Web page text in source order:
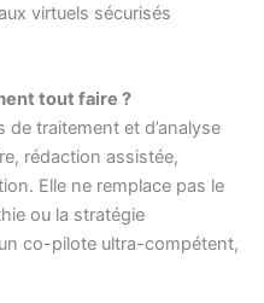
virtuels sécurisés
tout faire ?
de traitement et d’analyse
rédaction assistée,
Elle ne remplace pas le
ou la stratégie
un co-pilote ultra-compétent,